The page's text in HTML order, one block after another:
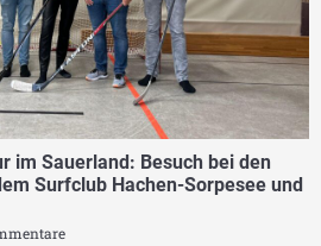
im Sauerland: Besuch bei den
Surfclub Hachen-Sorpesee und